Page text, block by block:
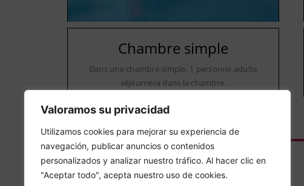
Valoramos su privacidad
Utilizamos cookies para mejorar su experiencia de
navegación, publicar anuncios o contenidos
personalizados y analizar nuestro tráfico. Al hacer clic en
"Aceptar todo", acepta nuestro uso de cookies.
Chambre simple
Dans une chambre simple, 1 personne adulte
séjournera dans la chambre.